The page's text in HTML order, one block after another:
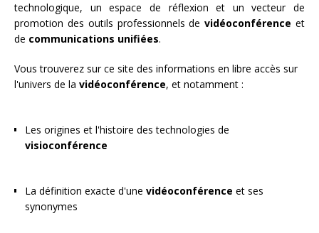
technologique, un espace de réflexion et un vecteur de
promotion des outils professionnels devidéoconférence et
de communications unifiées.
Vous trouverez sur ce site des informations en libre accès sur
l'univers de la vidéoconférence, et notamment :
Les origines et l'histoire des technologies de
visioconférence
La définition exacte d'une vidéoconférence et ses
synonymes